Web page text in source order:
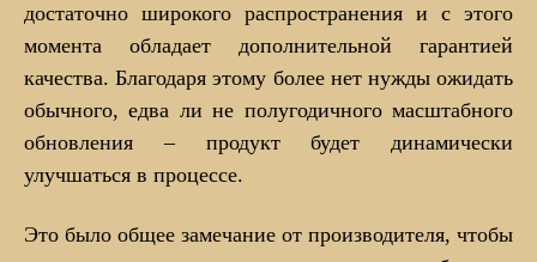
достаточно широкого распространения и с этого
момента обладает дополнительной гарантией
качества. Благодаря этому более нет нужды ожидать
обычного, едва ли не полугодичного масштабного
обновления – продукт будет динамически
улучшаться в процессе.
Это было общее замечание от производителя, чтобы